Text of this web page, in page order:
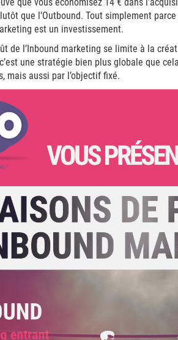
que l’Outbound. Tout simplement
est un investissement.
de l’Inbound marketing se limite à la
une stratégie bien plus globale que
mais aussi par l’objectif fixé.